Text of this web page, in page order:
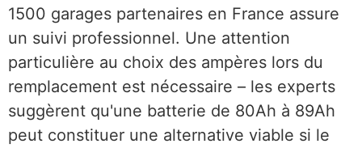
1500 garages partenaires en France assure
un suivi professionnel. Une attention
particulière au choix des ampères lors du
remplacement est nécessaire – les experts
suggèrent qu'une batterie de 80Ah à 89Ah
peut constituer une alternative viable si le